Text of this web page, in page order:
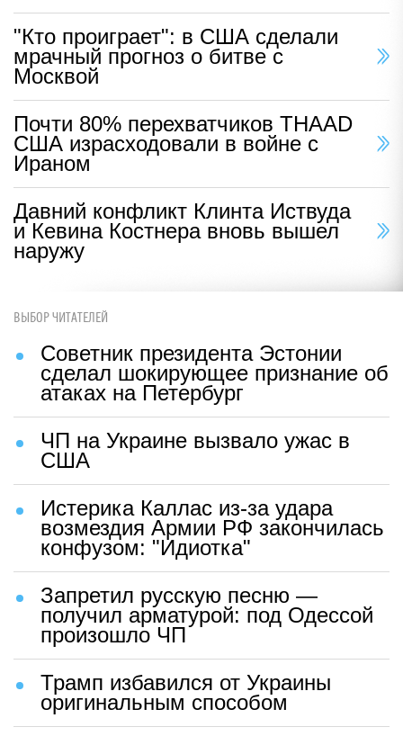
"Кто проиграет": в США сделали
мрачный прогноз о битве с
Москвой
Почти 80% перехватчиков THAAD
США израсходовали в войне с
Ираном
Давний конфликт Клинта Иствуда
и Кевина Костнера вновь вышел
наружу
ВЫБОР ЧИТАТЕЛЕЙ
Советник президента Эстонии
сделал шокирующее признание об
атаках на Петербург
ЧП на Украине вызвало ужас в
США
Истерика Каллас из-за удара
возмездия Армии РФ закончилась
конфузом: "Идиотка"
Запретил русскую песню —
получил арматурой: под Одессой
произошло ЧП
Трамп избавился от Украины
оригинальным способом